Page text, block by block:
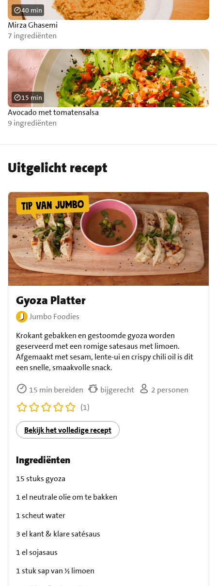
Mirza Ghasemi
7 ingrediënten
40 min
Avocado met tomatensalsa
9 ingrediënten
15 min
Uitgelicht recept
Gyoza Platter
Jumbo Foodies
Krokant gebakken en gestoomde gyoza worden
geserveerd met een romige satesaus met limoen.
Afgemaakt met sesam, lente-ui en crispy chili oil is dit
een snelle, smaakvolle snack.
15 min bereiden bijgerecht
2 personen
(1)
Bekijk het volledige recept
Ingrediënten
15 stuks gyoza
1 el neutrale olie om te bakken
1 scheut water
3 el kant & klare satésaus
1 el sojasaus
1 stuk sap van ½ limoen